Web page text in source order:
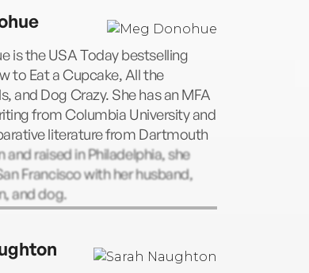
is the USA Today bestselling
to Eat a Cupcake, All the
and Dog Crazy. She has an MFA
from Columbia University and
literature from Dartmouth
and raised in Philadelphia, she
Francisco with her husband,
and dog.